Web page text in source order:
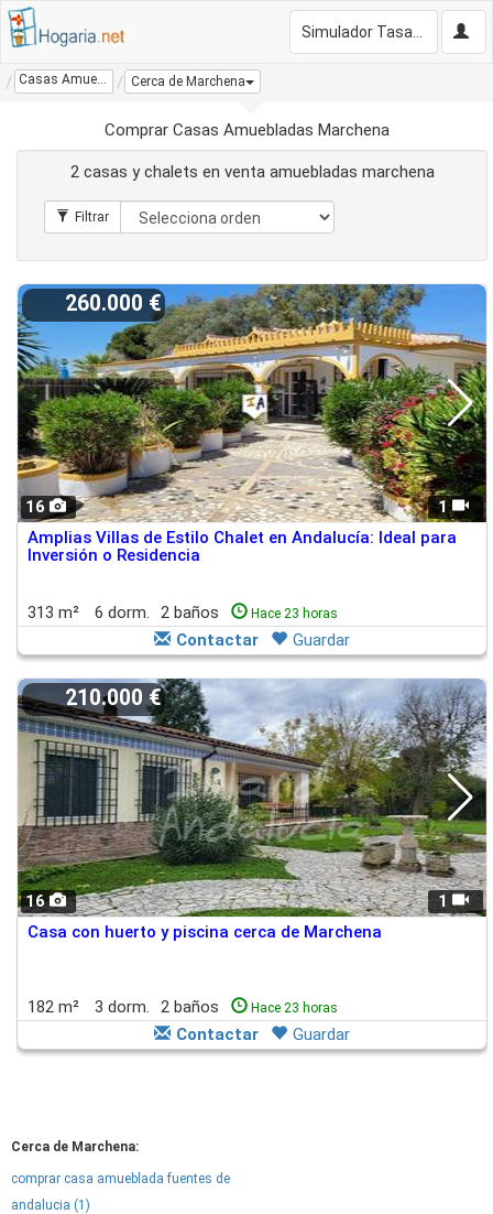
Casas Amuebladas Marchena Cerca de Marchena
Comprar Casas Amuebladas Marchena
2 casas y chalets en venta amuebladas marchena
16 1
260.000 €
Amplias Villas de Estilo Chalet en Andalucía: Ideal para
Inversión o Residencia
313 m² 6 dorm. 2 baños Hace 23 horas
Contactar Guardar
16 1
210.000 €
Casa con huerto y piscina cerca de Marchena
182 m² 3 dorm. 2 baños Hace 23 horas
Contactar Guardar
Cerca de Marchena:
comprar casa amueblada fuentes de
andalucia (1)